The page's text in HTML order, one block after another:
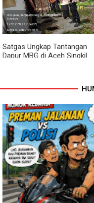
Rundeng Pantau Stok dan
Harga Pupuk
Satgas Ungkap Tantangan
Dapur MBG di Aceh Singkil